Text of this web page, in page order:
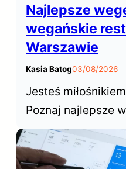
Najlepsze
wegańskie
Warszawie
Kasia Batog03/08/2026
Jesteś
Poznaj najlepsze
wegańskie
które od lat cieszą
popularnością